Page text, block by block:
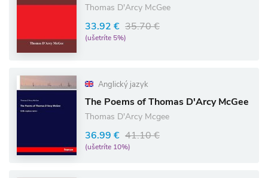
Thomas D'Arcy McGee
33.92 € 35.70 €
(ušetríte 5%)
Anglický jazyk
The Poems of Thomas D'Arcy McGee
Thomas D'Arcy Mcgee
36.99 € 41.10 €
(ušetríte 10%)